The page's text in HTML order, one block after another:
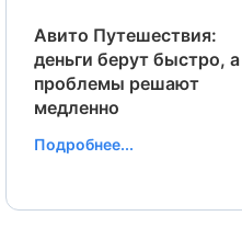
Авито Путешествия:
деньги берут быстро, а
проблемы решают
медленно
Подробнее...